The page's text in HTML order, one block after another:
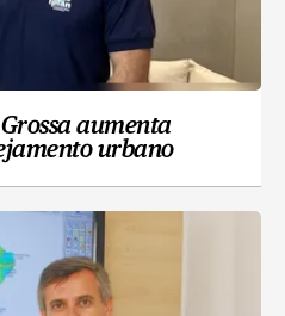
aumenta
urbano